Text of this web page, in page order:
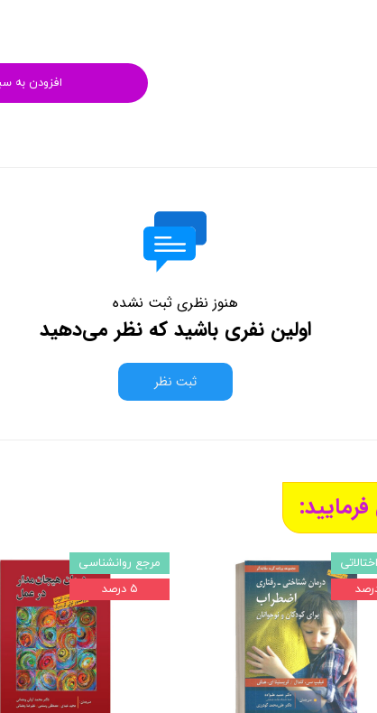
افزودن به
هنوز نظری ثبت نشده
اولین نفری باشید که نظر می‌دهید
ثبت نظر
مرجع روانشناسی
۵ درصد